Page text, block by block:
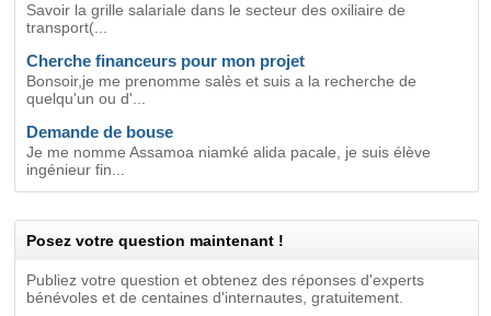
Savoir la grille salariale dans le secteur des oxiliaire de
transport(...
Cherche financeurs pour mon projet
Bonsoir,je me prenomme salès et suis a la recherche de
quelqu'un ou d'...
Demande de bouse
Je me nomme Assamoa niamké alida pacale, je suis élève
ingénieur fin...
Posez votre question maintenant !
Publiez votre question et obtenez des réponses d'experts
bénévoles et de centaines d'internautes, gratuitement.